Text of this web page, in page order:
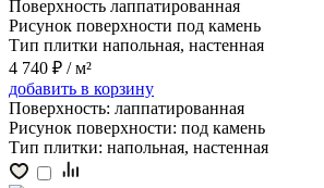
Поверхность лаппатированная
Рисунок поверхности под камень
Тип плитки напольная, настенная
4 740 ₽ / м²
добавить в корзину
Поверхность: лаппатированная
Рисунок поверхности: под камень
Тип плитки: напольная, настенная